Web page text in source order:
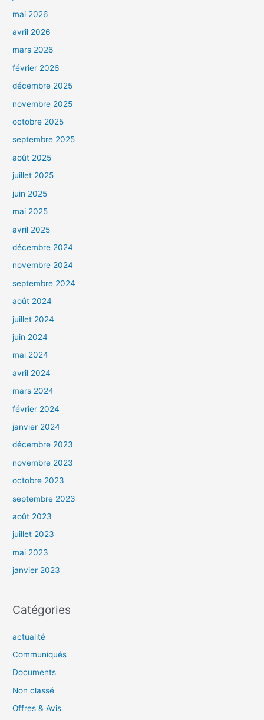
mai 2026
avril 2026
mars 2026
février 2026
décembre 2025
novembre 2025
octobre 2025
septembre 2025
août 2025
juillet 2025
juin 2025
mai 2025
avril 2025
décembre 2024
novembre 2024
septembre 2024
août 2024
juillet 2024
juin 2024
mai 2024
avril 2024
mars 2024
février 2024
janvier 2024
décembre 2023
novembre 2023
octobre 2023
septembre 2023
août 2023
juillet 2023
mai 2023
janvier 2023
Catégories
actualité
Communiqués
Documents
Non classé
Offres & Avis